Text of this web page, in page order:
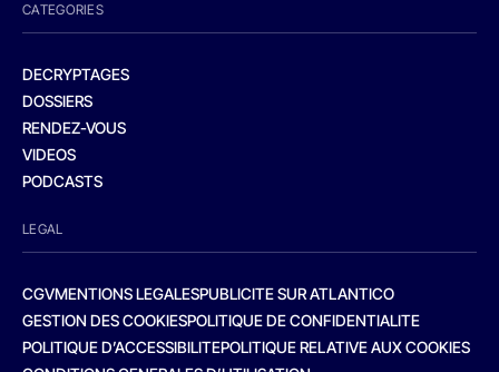
CATEGORIES
DECRYPTAGES
DOSSIERS
RENDEZ-VOUS
VIDEOS
PODCASTS
LEGAL
CGVMENTIONS LEGALESPUBLICITE SUR ATLANTICO
GESTION DES COOKIESPOLITIQUE DE CONFIDENTIALITE
POLITIQUE D’ACCESSIBILITEPOLITIQUE RELATIVE AUX COOKIES